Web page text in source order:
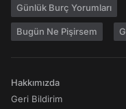
Günlük Burç Yorumları
Bugün Ne Pişirsem
Hakkımızda
Geri Bildirim